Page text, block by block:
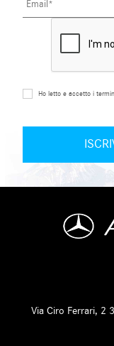
Ho letto e accetto i
Via Ciro Ferrari, 2